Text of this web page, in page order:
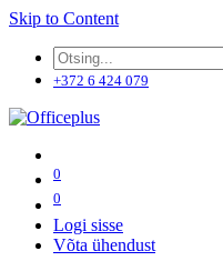
Skip to Content
+372 6 424 079
0
0
Logi sisse
Võta ühendust